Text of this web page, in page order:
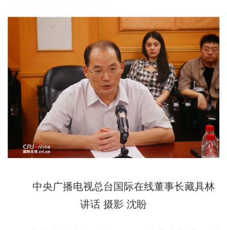
中央广播电视总台国际在线董事长藏具林
讲话 摄影 沈盼